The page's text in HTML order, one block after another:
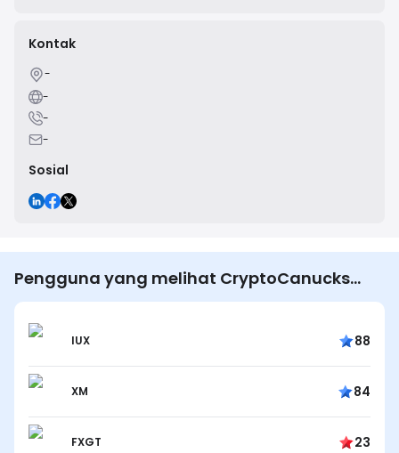
Kontak
-
-
-
-
Sosial
Pengguna yang melihat CryptoCanucks
juga melihat…
IUX 88
XM 84
FXGT 23